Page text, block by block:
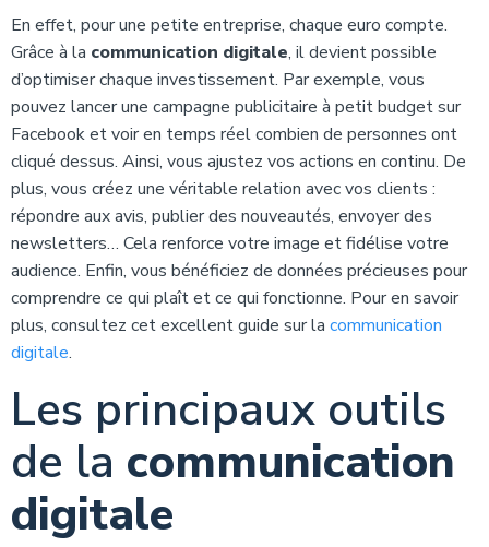
En effet, pour une petite entreprise, chaque euro compte.
Grâce à la communication digitale, il devient possible
d’optimiser chaque investissement. Par exemple, vous
pouvez lancer une campagne publicitaire à petit budget sur
Facebook et voir en temps réel combien de personnes ont
cliqué dessus. Ainsi, vous ajustez vos actions en continu. De
plus, vous créez une véritable relation avec vos clients :
répondre aux avis, publier des nouveautés, envoyer des
newsletters… Cela renforce votre image et fidélise votre
audience. Enfin, vous bénéficiez de données précieuses pour
comprendre ce qui plaît et ce qui fonctionne. Pour en savoir
plus, consultez cet excellent guide sur la communication
digitale.
Les principaux outils
de la communication
digitale